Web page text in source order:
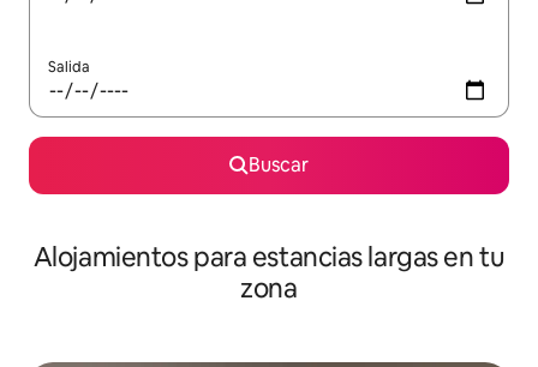
Salida
Buscar
Alojamientos para estancias largas en tu
zona